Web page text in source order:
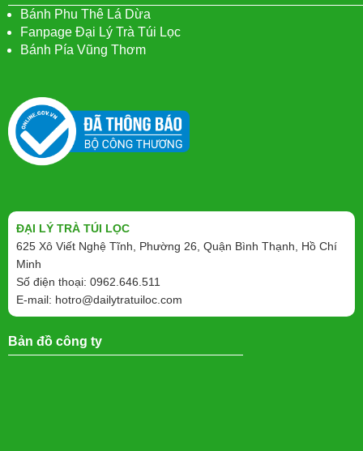
Bánh Phu Thê Lá Dừa
Fanpage Đại Lý Trà Túi Lọc
Bánh Pía Vũng Thơm
ĐẠI LÝ TRÀ TÚI LỌC
625 Xô Viết Nghệ Tĩnh, Phường 26, Quận Bình Thạnh, Hồ Chí
Minh
Số điện thoại: 0962.646.511
E-mail: hotro@dailytratuiloc.com
Bản đồ công ty